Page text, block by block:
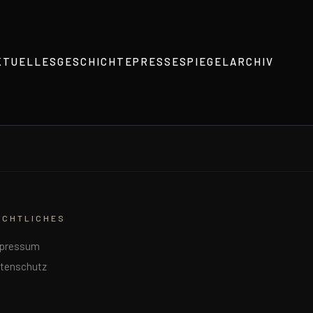
GESCHICHTEPRESSESPIEGELARCHIV